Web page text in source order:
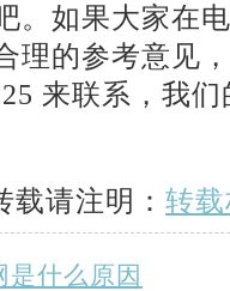
。如果大家在
理的参考意见
来联系，我
载请注明： 转
是什么原因